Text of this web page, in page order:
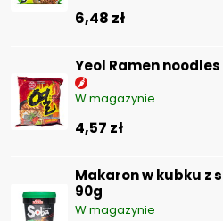
6,48 zł
Yeol Ramen noodles
W magazynie
4,57 zł
Makaron w kubku z
90g
W magazynie